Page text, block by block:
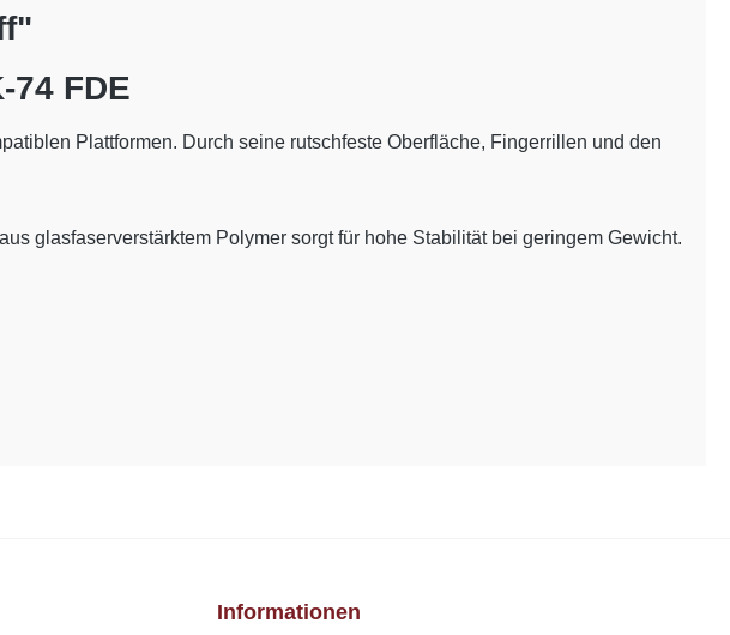
FDE
Plattformen. Durch seine rutschfeste Oberfläche, Fingerrillen und den
glasfaserverstärktem Polymer sorgt für hohe Stabilität bei geringem Gewicht.
Informationen